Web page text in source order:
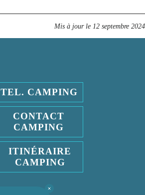
Mis à jour le 12 septembre 2024
TEL. CAMPING
CONTACT
CAMPING
ITINÉRAIRE
CAMPING